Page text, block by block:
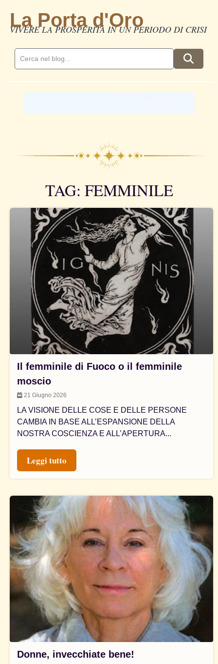
La Porta d'Oro
VIVERE LA PROSPERITÀ IN UN PERIODO DI CRISI
TAG: FEMMINILE
Il femminile di Fuoco o il femminile
moscio
21 Giugno 2026
LA VISIONE DELLE COSE E DELLE PERSONE
CAMBIA IN BASE ALL’ESPANSIONE DELLA
NOSTRA COSCIENZA E ALL’APERTURA...
Leggi tutto
Donne, invecchiate bene!